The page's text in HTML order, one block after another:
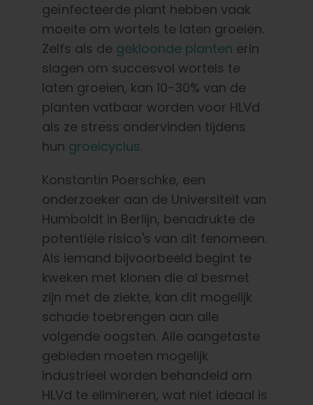
geïnfecteerde plant hebben vaak
moeite om wortels te laten groeien.
Zelfs als de gekloonde planten erin
slagen om succesvol wortels te
laten groeien, kan 10-30% van de
planten vatbaar worden voor HLVd
als ze stress ondervinden tijdens
hun groeicyclus.
Konstantin Poerschke, een
onderzoeker aan de Universiteit van
Humboldt in Berlijn, benadrukte de
potentiële risico's van dit fenomeen.
Als iemand bijvoorbeeld begint te
kweken met klonen die al besmet
zijn met de ziekte, kan dit mogelijk
schade toebrengen aan alle
volgende oogsten. Alle aangetaste
gebieden moeten mogelijk
industrieel worden behandeld om
HLVd te elimineren, wat niet ideaal is